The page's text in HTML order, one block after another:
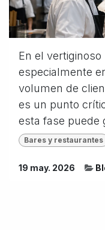
En el
especialmente
volumen de
es un punto
esta fase puede
Bares y restaurantes
19 may. 2026